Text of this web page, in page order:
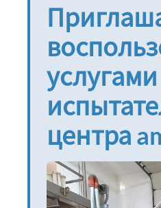
услугами
центра